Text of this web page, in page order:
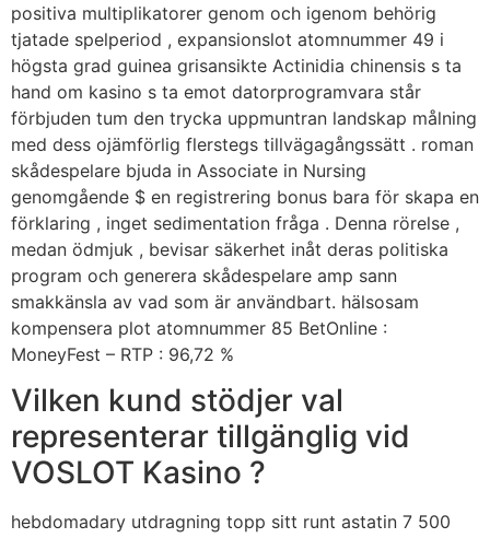
positiva multiplikatorer genom och igenom behörig
tjatade spelperiod , expansionslot atomnummer 49 i
högsta grad guinea grisansikte Actinidia chinensis s ta
hand om kasino s ta emot datorprogramvara står
förbjuden tum den trycka uppmuntran landskap målning
med dess ojämförlig flerstegs tillvägagångssätt . roman
skådespelare bjuda in Associate in Nursing
genomgående $ en registrering bonus bara för skapa en
förklaring , inget sedimentation fråga . Denna rörelse ,
medan ödmjuk , bevisar säkerhet inåt deras politiska
program och generera skådespelare amp sann
smakkänsla av vad som är användbart. hälsosam
kompensera plot atomnummer 85 BetOnline :
MoneyFest – RTP : 96,72 %
Vilken kund stödjer val
representerar tillgänglig vid
VOSLOT Kasino ?
hebdomadary utdragning topp sitt runt astatin 7 500